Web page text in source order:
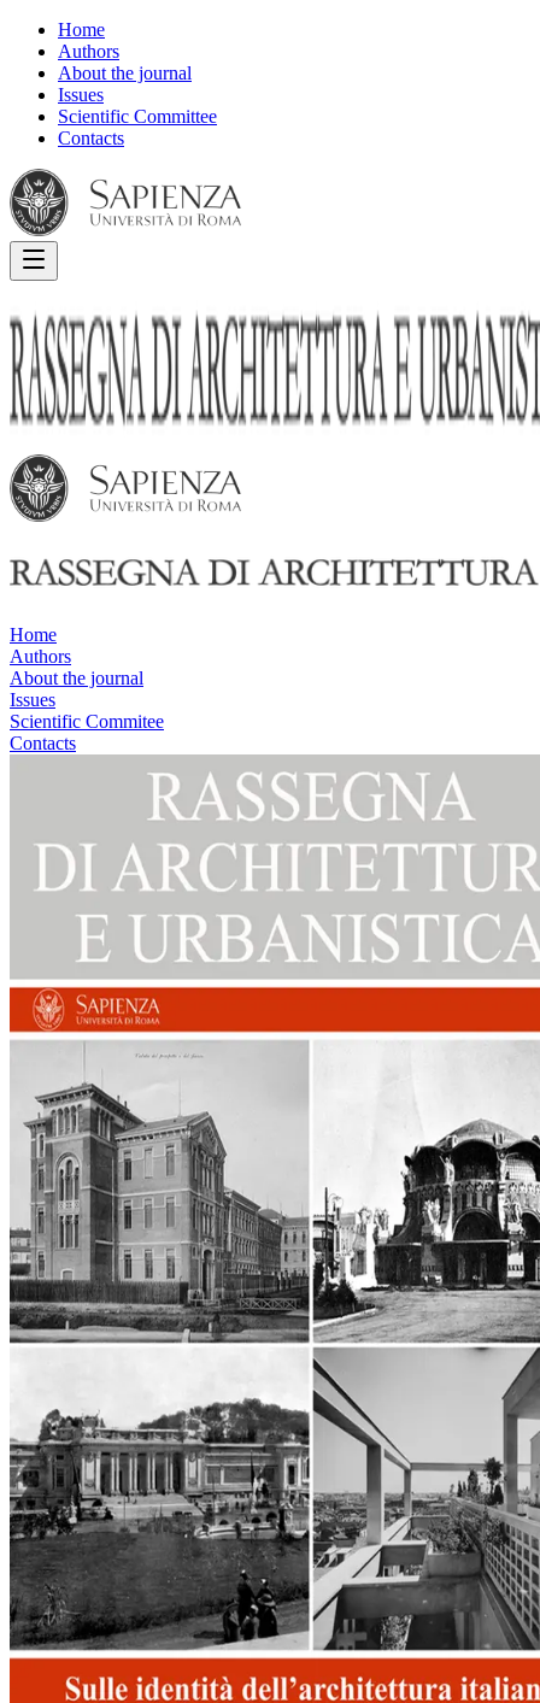
Home
Authors
About the journal
Issues
Scientific Committee
Contacts
Home
Authors
About the journal
Issues
Scientific Commitee
Contacts